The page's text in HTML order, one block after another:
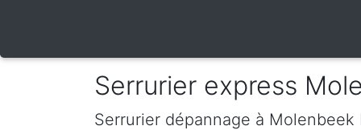
Serrurier express
Serrurier dépannage à Molenbeek